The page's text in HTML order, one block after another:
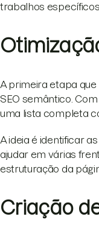
trabalhos
A primeira etapa
SEO semântico.
uma lista completa
A ideia é identificar
ajudar em várias
estruturação da
Criação